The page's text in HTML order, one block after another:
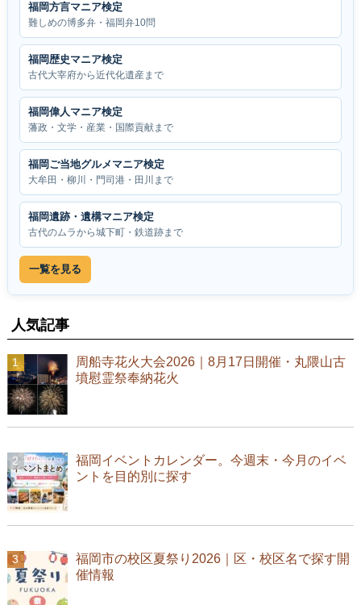
福岡方言マニア検定
難しめの博多弁・福岡弁10問
福岡歴史マニア検定
古代大宰府から近代化遺産まで
福岡偉人マニア検定
藩政・文学・産業・国際貢献まで
福岡ご当地グルメマニア検定
大牟田・柳川・門司港・田川まで
福岡遺跡・遺構マニア検定
古代のムラから城下町・鉄道跡まで
一覧を見る
人気記事
周船寺花火大会2026｜8月17日開催・丸隈山古
墳慰霊祭奉納花火
福岡イベントカレンダー。今週末・今月のイベ
ントを目的別に探す
福岡市の校区夏祭り2026｜区・校区名で探す開
催情報